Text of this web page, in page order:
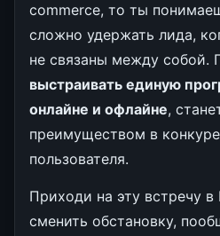
commerce, то ты
сложно удержать лида,
не связаны между собой.
выстраивать единую
онлайне и офлайне,
преимуществом в
пользователя.
Приходи на эту встречу
сменить обстановку,